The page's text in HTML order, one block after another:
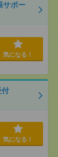
サポー
気になる！
付
気になる！